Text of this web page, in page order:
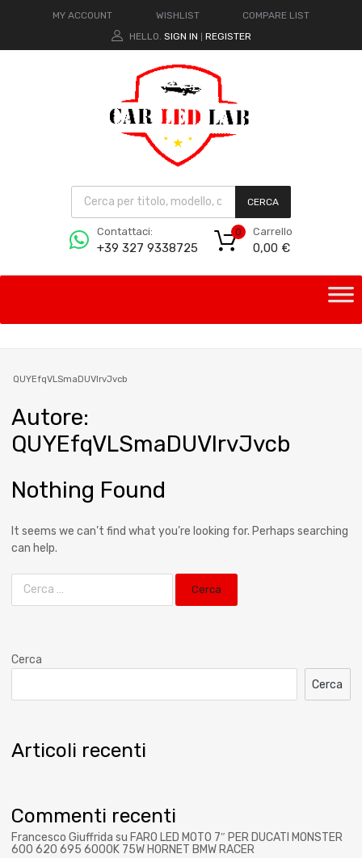
MY ACCOUNT WISHLIST
COMPARE LIST
HELLO. SIGN IN REGISTER
CERCA
Contattaci:
+39 327 9338725
Carrello
0,00 €
0
QUYEfqVLSmaDUVIrvJvcb
Autore:
QUYEfqVLSmaDUVIrvJvcb
Nothing Found
It seems we can’t find what you’re looking for. Perhaps searching
can help.
Cerca
Cerca
Articoli recenti
Commenti recenti
Francesco Giuffrida su FARO LED MOTO 7″ PER DUCATI MONSTER
600 620 695 6000K 75W HORNET BMW RACER